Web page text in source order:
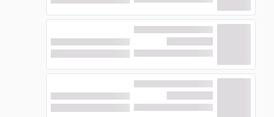
این وجود پرنسل مجرب هتل در تلاش اند تا رضایت مهمانان مقیم در هتل را
خدمات مناسب معلولین، پارکینگ و ... را دارا می باشد. البته نا گفته نماند که هتل فاقد رستوران
موقعیت مکانی هتل
هتل آپارتمان آرنیکا شیراز ، از موقعیت مکانی خوبی برخوردار می باشد؛